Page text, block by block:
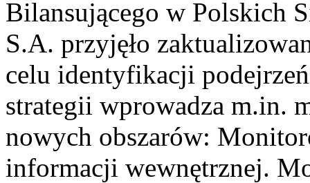
Bilansującego w Polskich
S.A. przyjęło
celu identyfikacji
strategii wprowadza m.in.
nowych obszarów:
informacji wewnętrznej.